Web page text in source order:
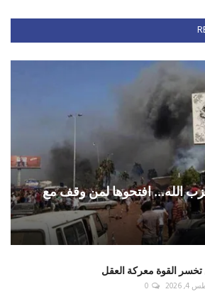
الله... افتحوها لمن وقف مع
القوة معركة العقل
2026
0